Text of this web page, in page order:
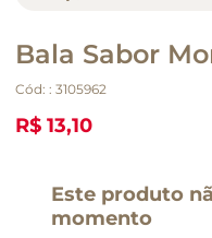
Bala Sabor
Cód: : 3105962
R$ 13,10
Este produto
momento